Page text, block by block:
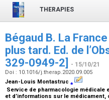
THERAPIES
Bégaud B. La
plus tard. Ed. de
329-0949-2]
- 15/10/21
Doi : 10.1016/j.therap.2020.09.005
Jean-Louis Montastruc ⁎
Service de pharmacologie
et d’informations sur le